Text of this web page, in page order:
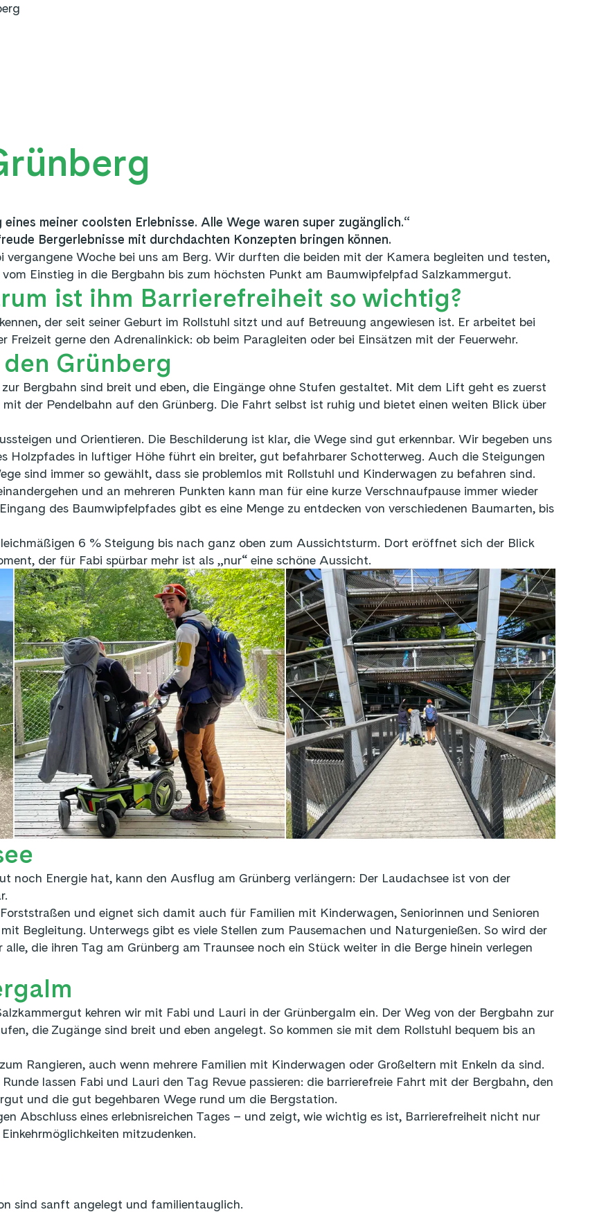
meiner coolsten Erlebnisse. Alle Wege waren super zugänglich.“
Bergerlebnisse mit durchdachten Konzepten bringen können.
vergangene Woche bei uns am Berg. Wir durften die beiden mit der Kamera begleiten und testen,
Einstieg in die Bergbahn bis zum höchsten Punkt am Baumwipfelpfad Salzkammergut.
ist ihm Barrierefreiheit so wichtig?
der seit seiner Geburt im Rollstuhl sitzt und auf Betreuung angewiesen ist. Er arbeitet bei
Freizeit gerne den Adrenalinkick: ob beim Paragleiten oder bei Einsätzen mit der Feuerwehr.
Grünberg
Bergbahn sind breit und eben, die Eingänge ohne Stufen gestaltet. Mit dem Lift geht es zuerst
der Pendelbahn auf den Grünberg. Die Fahrt selbst ist ruhig und bietet einen weiten Blick über
und Orientieren. Die Beschilderung ist klar, die Wege sind gut erkennbar. Wir begeben uns
Holzpfades in luftiger Höhe führt ein breiter, gut befahrbarer Schotterweg. Auch die Steigungen
sind immer so gewählt, dass sie problemlos mit Rollstuhl und Kinderwagen zu befahren sind.
und an mehreren Punkten kann man für eine kurze Verschnaufpause immer wieder
des Baumwipfelpfades gibt es eine Menge zu entdecken von verschiedenen Baumarten, bis
6 % Steigung bis nach ganz oben zum Aussichtsturm. Dort eröffnet sich der Blick
der für Fabi spürbar mehr ist als „nur“ eine schöne Aussicht.
noch Energie hat, kann den Ausflug am Grünberg verlängern: Der Laudachsee ist von der
und eignet sich damit auch für Familien mit Kinderwagen, Seniorinnen und Senioren
Begleitung. Unterwegs gibt es viele Stellen zum Pausemachen und Naturgenießen. So wird der
die ihren Tag am Grünberg am Traunsee noch ein Stück weiter in die Berge hinein verlegen
kehren wir mit Fabi und Lauri in der Grünbergalm ein. Der Weg von der Bergbahn zur
die Zugänge sind breit und eben angelegt. So kommen sie mit dem Rollstuhl bequem bis an
Rangieren, auch wenn mehrere Familien mit Kinderwagen oder Großeltern mit Enkeln da sind.
lassen Fabi und Lauri den Tag Revue passieren: die barrierefreie Fahrt mit der Bergbahn, den
und die gut begehbaren Wege rund um die Bergstation.
Abschluss eines erlebnisreichen Tages – und zeigt, wie wichtig es ist, Barrierefreiheit nicht nur
mitzudenken.
sind sanft angelegt und familientauglich.